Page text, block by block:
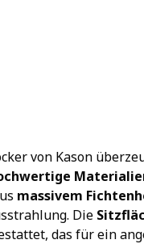
von Kason
massivem
Die
das für ein